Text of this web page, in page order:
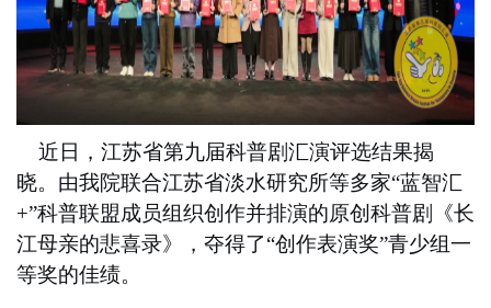
近日，江苏省第九届科普剧汇演评选结果揭
晓。由我院联合江苏省淡水研究所等多家“蓝智汇
+”科普联盟成员组织创作并排演的原创科普剧《长
江母亲的悲喜录》，夺得了“创作表演奖”青少组一
等奖的佳绩。